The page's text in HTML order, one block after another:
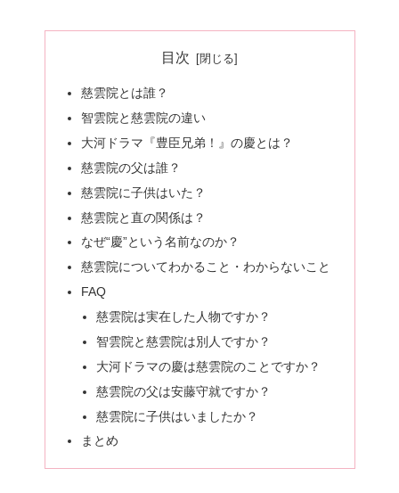
目次
慈雲院とは誰？
智雲院と慈雲院の違い
大河ドラマ『豊臣兄弟！』の慶とは？
慈雲院の父は誰？
慈雲院に子供はいた？
慈雲院と直の関係は？
なぜ“慶”という名前なのか？
慈雲院についてわかること・わからないこと
FAQ
慈雲院は実在した人物ですか？
智雲院と慈雲院は別人ですか？
大河ドラマの慶は慈雲院のことですか？
慈雲院の父は安藤守就ですか？
慈雲院に子供はいましたか？
まとめ